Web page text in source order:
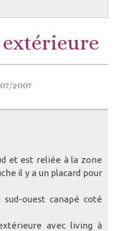
2007
et est reliée à la zone
il y a un placard pour
ouest canapé coté
avec living à